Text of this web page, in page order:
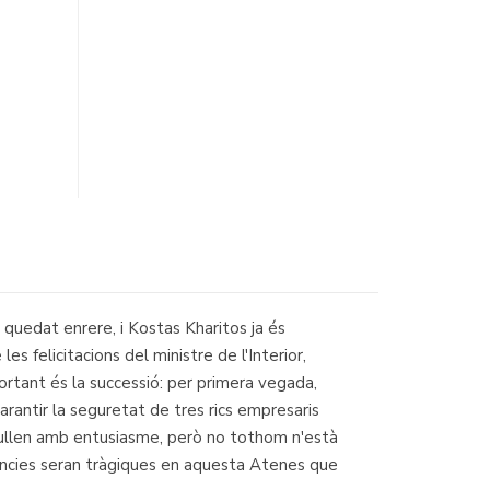
enrere, i Kostas Kharitos ja és
felicitacions del ministre de l'Interior,
és la successió: per primera vegada,
la seguretat de tres rics empresaris
amb entusiasme, però no tothom n'està
seran tràgiques en aquesta Atenes que